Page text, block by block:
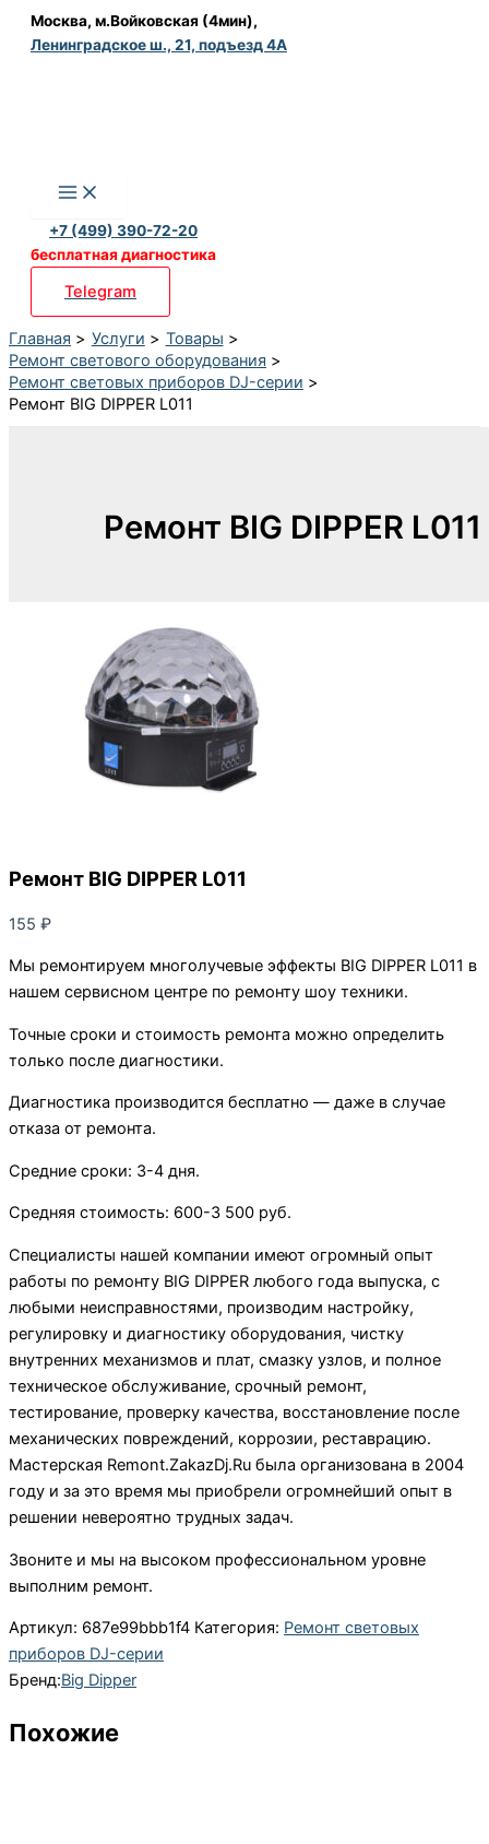
Перейти
Москва, м.Войковская (4мин),
Ленинградское ш., 21, подъезд 4А
+7 (499) 390-72-20
бесплатная диагностика
Telegram
Главная Услуги
Товары
Ремонт светового оборудования
Ремонт световых приборов DJ-серии
Ремонт BIG DIPPER L011
Ремонт BIG DIPPER L011
Ремонт BIG DIPPER L011
155 ₽
Мы ремонтируем многолучевые эффекты BIG DIPPER L011 в
нашем сервисном центре по ремонту шоу техники.
Точные сроки и стоимость ремонта можно определить
только после диагностики.
Диагностика производится бесплатно — даже в случае
отказа от ремонта.
Средние сроки: 3-4 дня.
Средняя стоимость: 600-3 500 руб.
Специалисты нашей компании имеют огромный опыт
работы по ремонту BIG DIPPER любого года выпуска, с
любыми неисправностями, производим настройку,
регулировку и диагностику оборудования, чистку
внутренних механизмов и плат, смазку узлов, и полное
техническое обслуживание, срочный ремонт,
тестирование, проверку качества, восстановление после
механических повреждений, коррозии, реставрацию.
Мастерская Remont.ZakazDj.Ru была организована в 2004
году и за это время мы приобрели огромнейший опыт в
решении невероятно трудных задач.
Звоните и мы на высоком профессиональном уровне
выполним ремонт.
Артикул: 687e99bbb1f4 Категория: Ремонт световых
приборов DJ-серии
Бренд:Big Dipper
Похожие